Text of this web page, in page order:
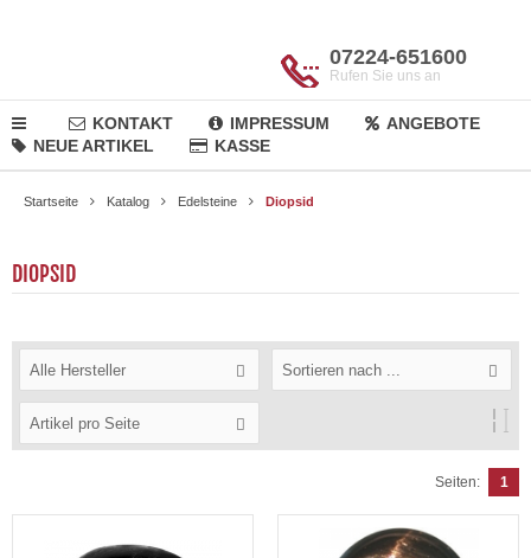
07224-651600
Rufen Sie uns an
KONTAKT IMPRESSUM
ANGEBOTE
NEUE ARTIKEL
KASSE
Startseite Katalog Edelsteine Diopsid
DIOPSID
Alle Hersteller Sortieren nach ...
Artikel pro Seite
Seiten: 1